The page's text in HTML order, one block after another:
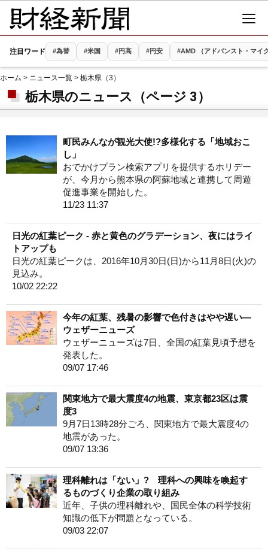
注目ワード #為替 #米国 #円高 #円安 #AMD （アドバンスト・マイ
ホーム > ニュース一覧 > 栃木県（3）
栃木県のニュース（ページ 3）
町民みんなが観光大使!?多様化する「地域おこ
し」
おでかけプラン検索アプリを提供するホリデー
が、今月から熊本県の阿蘇地域と連携して周遊
促進事業を開始した。
11/23 11:37
日光の紅葉ピーク - 赤と黄色のグラデーション、夜にはライ
トアップも
日光の紅葉ピークは、2016年10月30日(日)から11月8日(火)の
見込み。
10/02 22:22
今年の紅葉、残暑の影響で色付きはやや遅い―
ウェザーニューズ
ウェザーニューズは7日、全国の紅葉見頃予想を
発表した。
09/07 17:46
関東地方で最大震度4の地震、東京都23区は震
度3
9月7日13時28分ごろ、関東地方で最大震度4の
地震があった。
09/07 13:36
理科離れは「ない」? 理科への興味を喚起す
るものづくり企業の取り組み
近年、子供の理科離れや、国民全体の科学技術
知識の低下が問題となっている。
09/03 22:07